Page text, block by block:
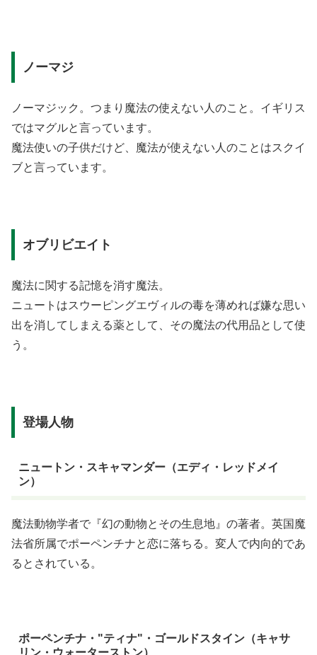
ノーマジ
ノーマジック。つまり魔法の使えない人のこと。イギリス
ではマグルと言っています。
魔法使いの子供だけど、魔法が使えない人のことはスクイ
ブと言っています。
オブリビエイト
魔法に関する記憶を消す魔法。
ニュートはスウーピングエヴィルの毒を薄めれば嫌な思い
出を消してしまえる薬として、その魔法の代用品として使
う。
登場人物
ニュートン・スキャマンダー（エディ・レッドメイ
ン）
魔法動物学者で『幻の動物とその生息地』の著者。英国魔
法省所属でポーペンチナと恋に落ちる。変人で内向的であ
るとされている。
ポーペンチナ・"ティナ"・ゴールドスタイン（キャサ